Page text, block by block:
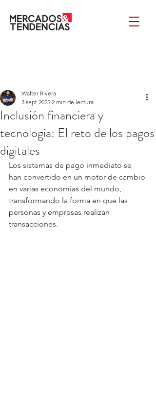
Inclusión financiera y
tecnología: El reto de los pagos
digitales
Walter Rivera
3 sept 2025 2 min de lectura
Los sistemas de pago inmediato se
han convertido en un motor de cambio
en varias economías del mundo,
transformando la forma en que las
personas y empresas realizan
transacciones.